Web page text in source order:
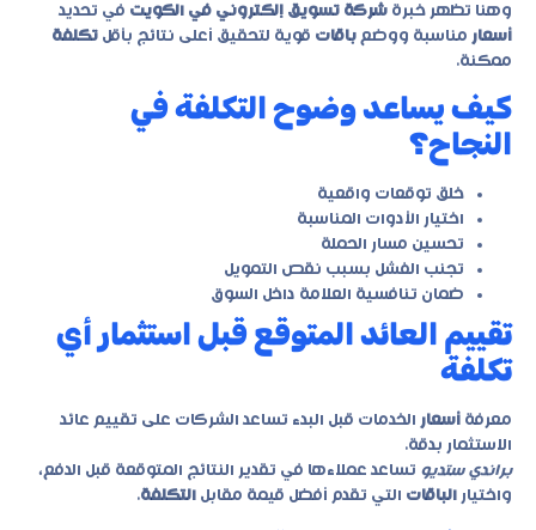
وهنا تظهر خبرة شركة تسويق إلكتروني في الكويت في تحديد
أسعار مناسبة ووضع باقات قوية لتحقيق أعلى نتائج بأقل تكلفة
ممكنة.
كيف يساعد وضوح التكلفة في
النجاح؟
خلق توقعات واقعية
اختيار الأدوات المناسبة
تحسين مسار الحملة
تجنب الفشل بسبب نقص التمويل
ضمان تنافسية العلامة داخل السوق
تقييم العائد المتوقع قبل استثمار أي
تكلفة
معرفة أسعار الخدمات قبل البدء تساعد الشركات على تقييم عائد
الاستثمار بدقة.
براندي ستديو تساعد عملاءها في تقدير النتائج المتوقعة قبل الدفع،
واختيار الباقات التي تقدم أفضل قيمة مقابل التكلفة.